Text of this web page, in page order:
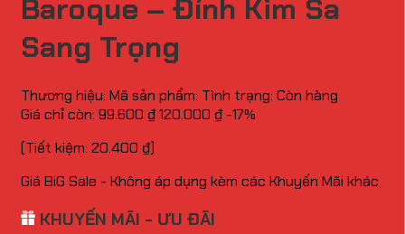
Baroque – Đính Kim Sa
Sang Trọng
Thương hiệu: Mã sản phẩm: Tình trạng: Còn hàng
Giá chỉ còn: 99.600 ₫120.000 ₫ -17%
(Tiết kiệm: 20.400 ₫)
Giá BiG Sale - Không áp dụng kèm các Khuyến Mãi khác
KHUYẾN MÃI - ƯU ĐÃI